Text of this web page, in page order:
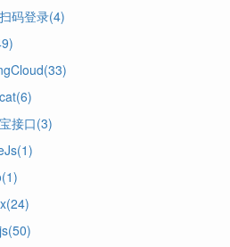
码登录(4)
接口(3)